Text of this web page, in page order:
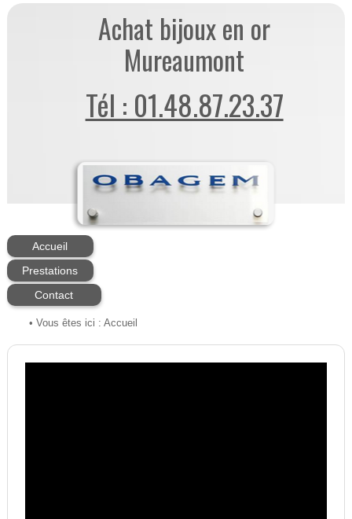
Achat bijoux en or
Mureaumont
Tél : 01.48.87.23.37
Accueil
Prestations
Contact
• Vous êtes ici : Accueil